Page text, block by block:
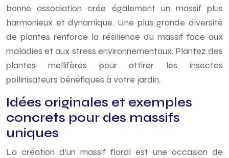
bonne association crée également un massif plus
harmonieux et dynamique. Une plus grande diversité
de plantes renforce la résilience du massif face aux
maladies et aux stress environnementaux. Plantez des
plantes mellifères pour attirer les insectes
pollinisateurs bénéfiques à votre jardin.
Idées originales et exemples
concrets pour des massifs
uniques
La création d’un massif floral est une occasion de